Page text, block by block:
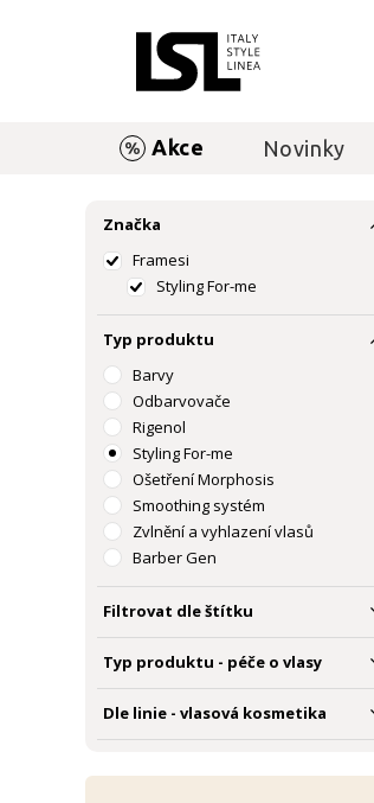
Akce Novinky
Značka
Framesi
Styling For-me
Typ produktu
Barvy
Odbarvovače
Rigenol
Styling For-me
Ošetření Morphosis
Smoothing systém
Zvlnění a vyhlazení vlasů
Barber Gen
Filtrovat dle štítku
Typ produktu - péče o vlasy
Dle linie - vlasová kosmetika